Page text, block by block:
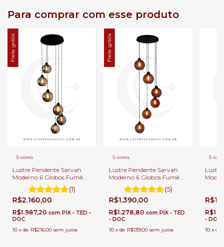
Para comprar com esse produto
Frete grátis
5 cores
Lustre Pendente Sarvah
Moderno 6 Globos Fumê
Espelhado (Importado)
Para Escadas e Casas Pé
Direito Duplo e Alto.
(1)
R$2.160,00
R$1.987,20 com PIX • TED •
DOC
10 xde R$216,00 sem juros
Frete grátis
5 cores
Lustre Pendente Sarvah
Moderno 6 Globos Fumê
Para Escadas e Casas Pé
Direito Duplo e Alto.(5)
R$1.390,00
R$1.278,80 com PIX • TED
• DOC
10 xde R$139,00 sem juros
5
Alto.
• DOC
10 x de